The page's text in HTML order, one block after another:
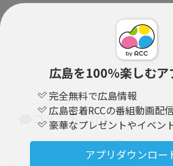
広島を100％楽しむア
完全無料で広島情報
広島密着RCCの番組動画配
豪華なプレゼントやイベン
アプリダウンロー
コメント （0）